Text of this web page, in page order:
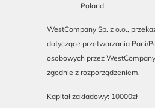
Poland
WestCompany Sp. z o.o.,
dotyczące przetwarzania Pani/
osobowych przez
zgodnie z rozporządzeniem.
Kapitał zakładowy: 10000zł